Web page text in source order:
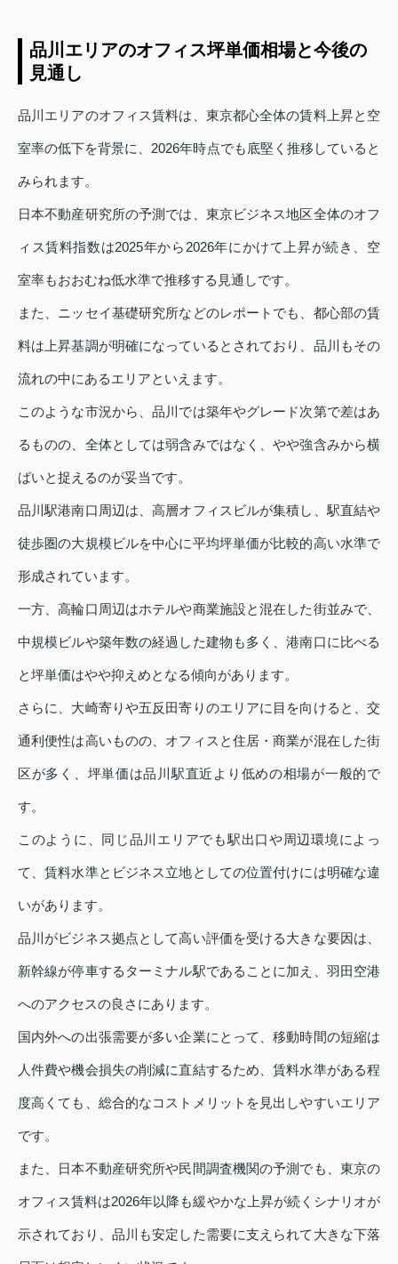
品川エリアのオフィス坪単価相場と今後の
見通し
品川エリアのオフィス賃料は、東京都心全体の賃料上昇と空
室率の低下を背景に、2026年時点でも底堅く推移していると
みられます。
日本不動産研究所の予測では、東京ビジネス地区全体のオフ
ィス賃料指数は2025年から2026年にかけて上昇が続き、空
室率もおおむね低水準で推移する見通しです。
また、ニッセイ基礎研究所などのレポートでも、都心部の賃
料は上昇基調が明確になっているとされており、品川もその
流れの中にあるエリアといえます。
このような市況から、品川では築年やグレード次第で差はあ
るものの、全体としては弱含みではなく、やや強含みから横
ばいと捉えるのが妥当です。
品川駅港南口周辺は、高層オフィスビルが集積し、駅直結や
徒歩圏の大規模ビルを中心に平均坪単価が比較的高い水準で
形成されています。
一方、高輪口周辺はホテルや商業施設と混在した街並みで、
中規模ビルや築年数の経過した建物も多く、港南口に比べる
と坪単価はやや抑えめとなる傾向があります。
さらに、大崎寄りや五反田寄りのエリアに目を向けると、交
通利便性は高いものの、オフィスと住居・商業が混在した街
区が多く、坪単価は品川駅直近より低めの相場が一般的で
す。
このように、同じ品川エリアでも駅出口や周辺環境によっ
て、賃料水準とビジネス立地としての位置付けには明確な違
いがあります。
品川がビジネス拠点として高い評価を受ける大きな要因は、
新幹線が停車するターミナル駅であることに加え、羽田空港
へのアクセスの良さにあります。
国内外への出張需要が多い企業にとって、移動時間の短縮は
人件費や機会損失の削減に直結するため、賃料水準がある程
度高くても、総合的なコストメリットを見出しやすいエリア
です。
また、日本不動産研究所や民間調査機関の予測でも、東京の
オフィス賃料は2026年以降も緩やかな上昇が続くシナリオが
示されており、品川も安定した需要に支えられて大きな下落